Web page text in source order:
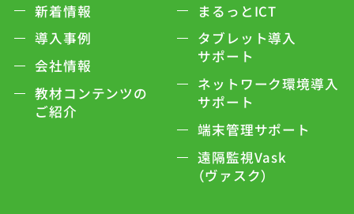
新着情報
導入事例
会社情報
教材コンテンツの
ご紹介
まるっとICT
タブレット導入
サポート
ネットワーク環境導入
サポート
端末管理サポート
遠隔監視Vask
（ヴァスク）